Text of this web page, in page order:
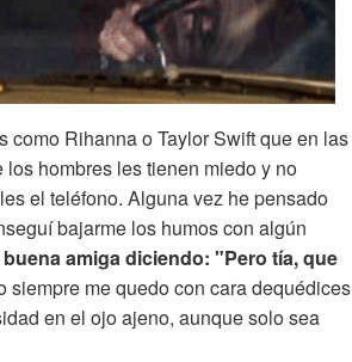
Rihanna o Taylor Swift que en las
hombres les tienen miedo y no
el teléfono. Alguna vez he pensado
bajarme los humos con algún
amiga diciendo: "Pero tía, que
siempre me quedo con cara dequédices
en el ojo ajeno, aunque solo sea